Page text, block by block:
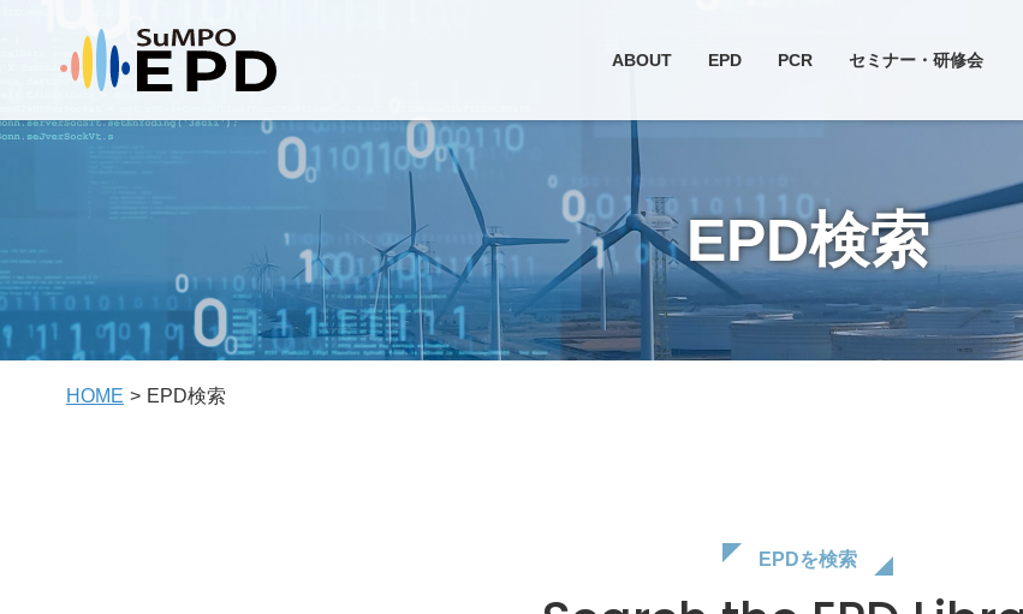
ABOUT EPD PCR セミナー・研修会
EPD検索
HOME EPD検索
EPDを検索